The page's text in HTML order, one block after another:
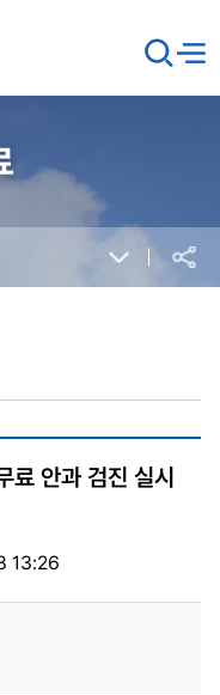
검
색
창
메뉴
공유
료 안과 검진 실시
13:26